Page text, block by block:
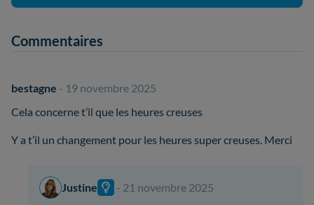
Commentaires
bestagne - 19 novembre 2025
Cela concerne t’il que les heures creuses
Y a t’il un changement pour les heures super creuses. Merci
Justine
- 21 novembre 2025